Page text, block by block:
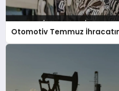
Otomotiv Temmuz